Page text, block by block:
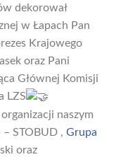
dekorował
w Łapach Pan
Krajowego
oraz Pani
Głównej Komisji
LZS
naszym
STOBUD , Grupa
oraz